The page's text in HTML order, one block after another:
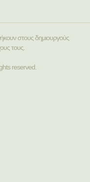
στους δημιουργούς
τους.
reserved.